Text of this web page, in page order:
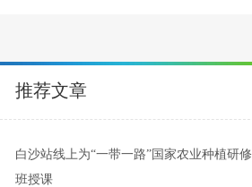
推荐文章
白沙站线上为“一带一路”国家农业种植研修
班授课